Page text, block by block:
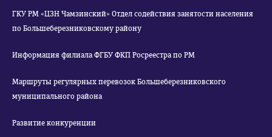
ГКУ РМ «ЦЗН Чамзинский» Отдел содействия занятости населения
по Большеберезниковскому району
Информация филиала ФГБУ ФКП Росреестра по РМ
Маршруты регулярных перевозок Большеберезниковского
муниципального района
Развитие конкуренции